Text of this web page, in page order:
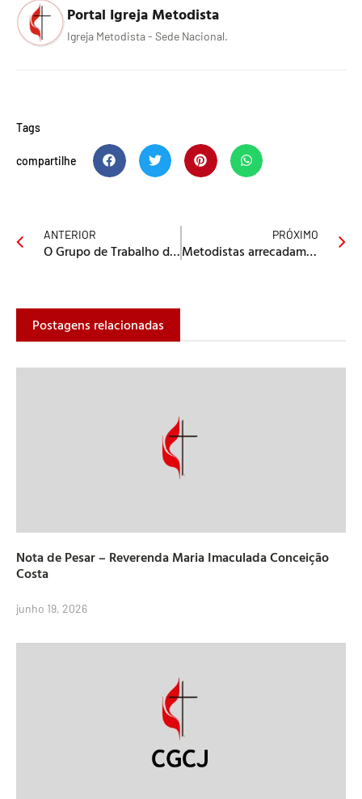
Portal Igreja Metodista
Igreja Metodista - Sede Nacional.
Tags
compartilhe
ANTERIOR
O Grupo de Trabalho do 20º Concílio Geral acolhe a equipe de comunicação da área nacional
PRÓXIMO
Metodistas arrecadam doações para vítimas de alagamentos no Rio de Janeiro
Postagens relacionadas
Nota de Pesar – Reverenda Maria Imaculada Conceição
Costa
junho 19, 2026